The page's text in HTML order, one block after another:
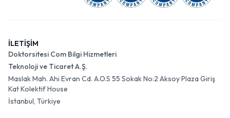
İLETİŞİM
Doktorsitesi Com Bilgi Hizmetleri
Teknoloji ve Ticaret A.Ş.
Maslak Mah. Ahi Evran Cd. A.O.S 55 Sokak No:2 Aksoy Plaza Giriş
Kat Kolektif House
İstanbul, Türkiye